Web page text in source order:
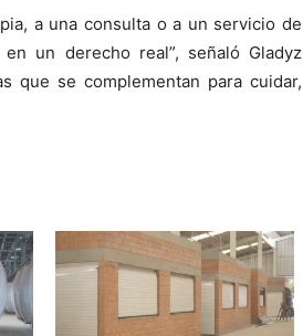
a una consulta o a un servicio de
un derecho real”, señaló Gladyz
que se complementan para cuidar,